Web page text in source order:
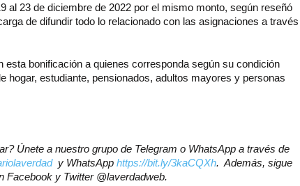
al 23 de diciembre de 2022 por el mismo monto, según reseñó
de difundir todo lo relacionado con las asignaciones a través
bonificación a quienes corresponda según su condición
hogar, estudiante, pensionados, adultos mayores y personas
Únete a nuestro grupo de Telegram o WhatsApp a través de
y WhatsApp https://bit.ly/3kaCQXh. Además, sigue
Facebook y Twitter @laverdadweb.